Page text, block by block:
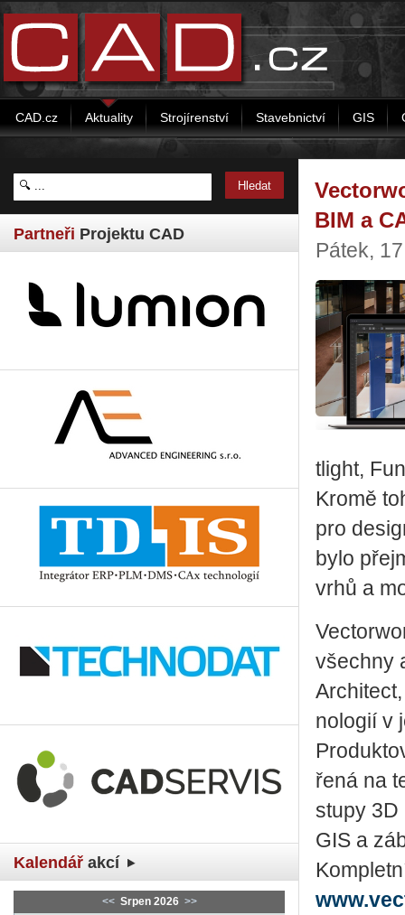
CAD.cz Aktuality Strojírenství Stavebnictví GIS
Partneři Projektu CAD
Kalendář akcí
<< Srpen 2026 >>
BIM a
Pátek,
tli­ght,
Kromě
pro
bylo
vrhů a
všech­ny
no­lo­gií v
ře­ná na
stu­py 3D
GIS a